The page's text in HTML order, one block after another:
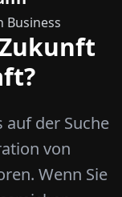
Business
der Suche
von
Wenn Sie